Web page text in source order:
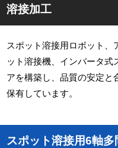
溶接加工
スポット溶接用ロボット、
ット溶接機、インバータ式
アを構築し、品質の安定と
保有しています。
スポット溶接用6軸多